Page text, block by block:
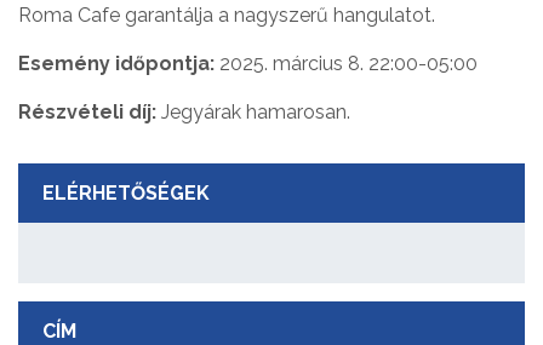
Roma Cafe garantálja a nagyszerű hangulatot.
Esemény időpontja: 2025. március 8. 22:00-05:00
Részvételi díj: Jegyárak hamarosan.
ELÉRHETŐSÉGEK
CÍM